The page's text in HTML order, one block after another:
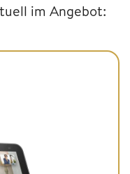
im Angebot: